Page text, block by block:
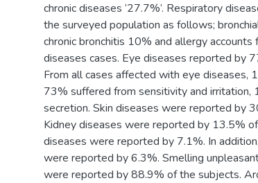
chronic diseases ‘27.7%’. Respiratory
the surveyed population as follows;
chronic bronchitis 10% and allergy
diseases cases. Eye diseases reported by
From all cases affected with eye diseases,
73% suffered from sensitivity and irritation,
secretion. Skin diseases were reported by
Kidney diseases were reported by 13.5%
diseases were reported by 7.1%. In
were reported by 6.3%. Smelling
were reported by 88.9% of the subjects.